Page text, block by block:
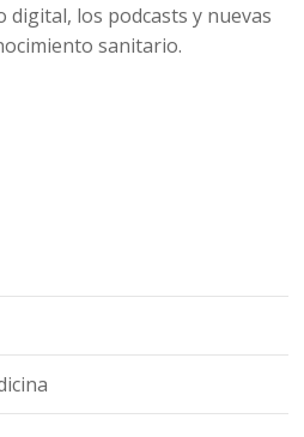
digital, los podcasts y nuevas
sanitario.